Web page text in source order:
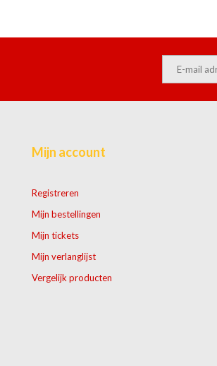
Mijn account
Registreren
Mijn bestellingen
Mijn tickets
Mijn verlanglijst
Vergelijk producten